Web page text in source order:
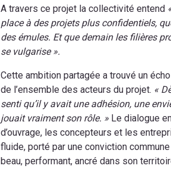
A travers ce projet la collectivité entend
place à des projets plus confidentiels,
des émules. Et que demain les filières
se vulgarise ».
Cette ambition partagée a trouvé un
de l’ensemble des acteurs du projet. «
senti qu’il y avait une adhésion, une
jouait vraiment son rôle. » Le dialogue
d’ouvrage, les concepteurs et les
fluide, porté par une conviction
beau, performant, ancré dans son